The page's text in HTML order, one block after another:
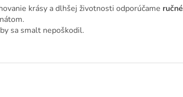
krásy a dlhšej životnosti odporúčame ručné
sa smalt nepoškodil.